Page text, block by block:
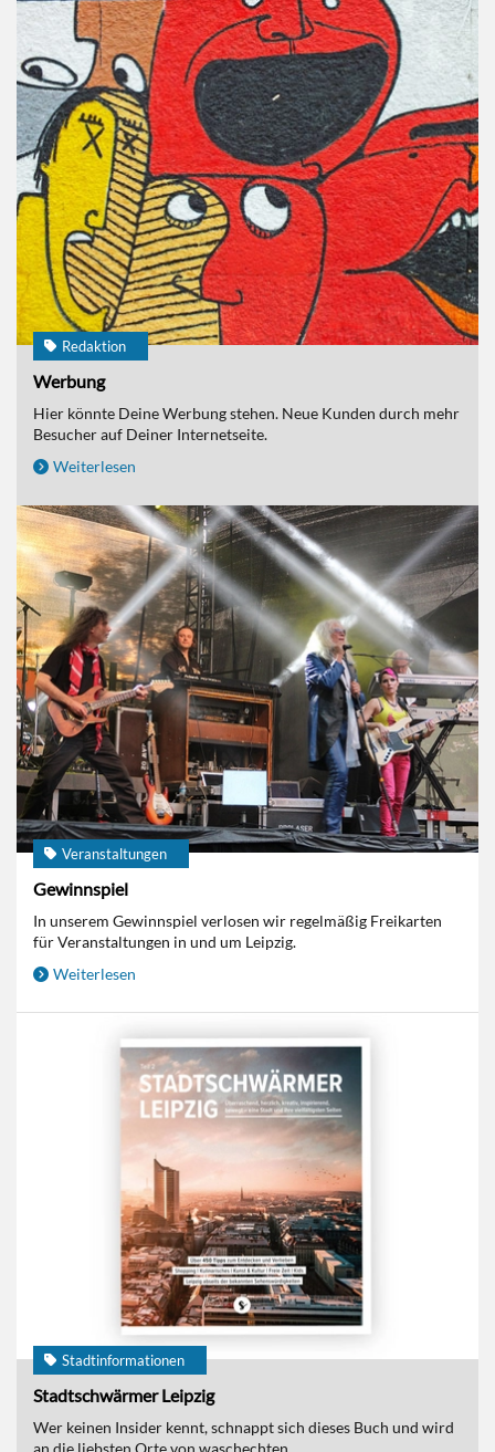
Redaktion
Werbung
Hier könnte Deine Werbung stehen. Neue Kunden durch mehr
Besucher auf Deiner Internetseite.
Weiterlesen
Veranstaltungen
Gewinnspiel
In unserem Gewinnspiel verlosen wir regelmäßig Freikarten
für Veranstaltungen in und um Leipzig.
Weiterlesen
Stadtinformationen
Stadtschwärmer Leipzig
Wer keinen Insider kennt, schnappt sich dieses Buch und wird
an die liebsten Orte von waschechten...